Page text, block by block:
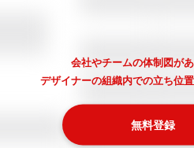
会社やチームの体制図が
デザイナーの組織内での立ち位置
無料登録